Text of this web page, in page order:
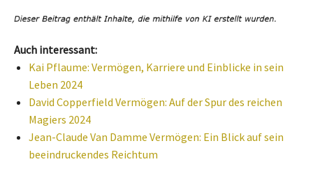
Auch interessant:
Kai Pflaume: Vermögen, Karriere und Einblicke in sein
Leben 2024
David Copperfield Vermögen: Auf der Spur des reichen
Magiers 2024
Jean-Claude Van Damme Vermögen: Ein Blick auf sein
beeindruckendes Reichtum